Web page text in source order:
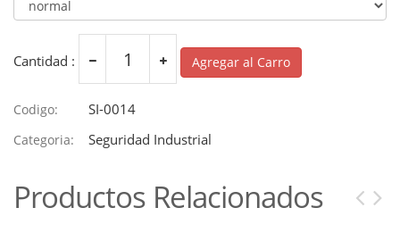
Cantidad : Agregar al Carro
Codigo: SI-0014
Categoria: Seguridad Industrial
Productos Relacionados